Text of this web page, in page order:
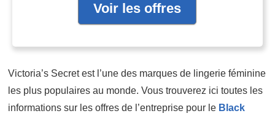
Voir les offres
Victoria’s Secret est l’une des marques de lingerie féminine
les plus populaires au monde. Vous trouverez ici toutes les
informations sur les offres de l’entreprise pour le Black